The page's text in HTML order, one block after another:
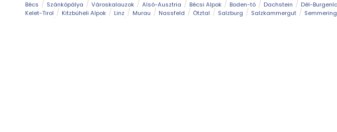
Bécs Szánkópálya Városkalauzok Alsó-Ausztria Bécsi Alpok Boden-tó Dachstein Dél-
Kelet-Tirol
Kitzbüheli Alpok Linz Murau Nassfeld Ötztal Salzburg Salzkammergut Semmering